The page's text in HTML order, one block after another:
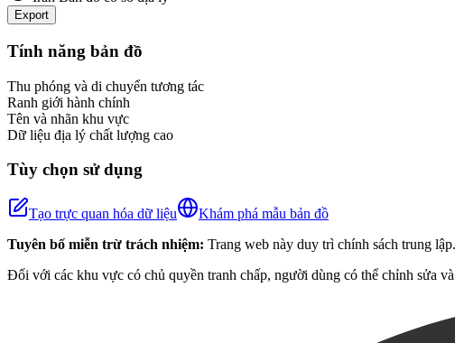
Export
+
Tính năng bản đồ
Thu phóng và di chuyển tương tác
Ranh giới hành chính
Tên và nhãn khu vực
Dữ liệu địa lý chất lượng cao
Tùy chọn sử dụng
Tạo trực quan hóa dữ liệu
Khám phá mẫu bản đồ
Tuyên bố miễn trừ trách nhiệm: Trang web này duy trì chính sách trung
Đối với các khu vực có chủ quyền tranh chấp, người dùng có thể chỉnh sửa